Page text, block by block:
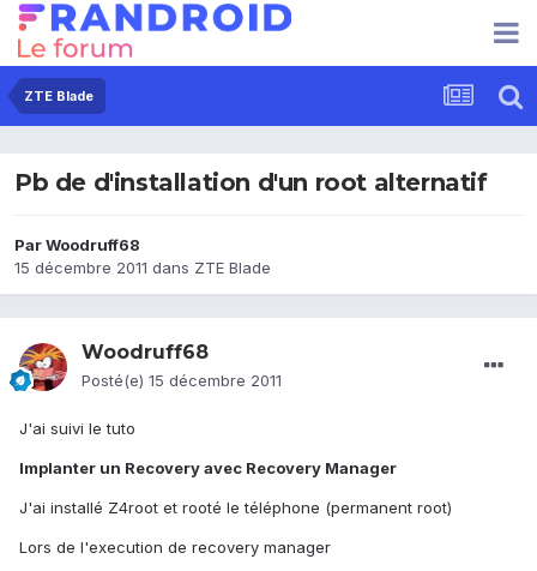
ZTE Blade
Pb de d'installation d'un root alternatif
ParWoodruff68
15 décembre 2011 dans ZTE Blade
Woodruff68
Posté(e) 15 décembre 2011
J'ai suivi le tuto
Implanter un Recovery avec Recovery Manager
J'ai installé Z4root et rooté le téléphone (permanent root)
Lors de l'execution de recovery manager